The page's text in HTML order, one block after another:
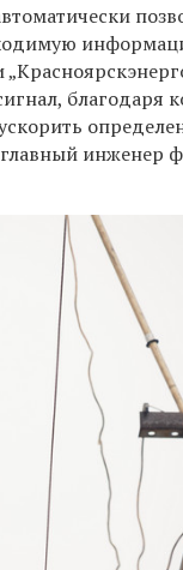
благодаря
инженер